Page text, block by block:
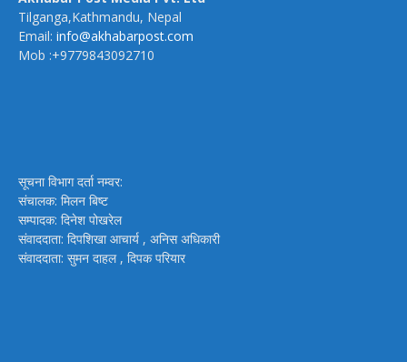
Tilganga,Kathmandu, Nepal
Email: info@akhabarpost.com
Mob :+9779843092710
सूचना विभाग दर्ता नम्वर:
संचालक: मिलन बिष्ट
सम्पादक: दिनेश पोखरेल
संवाददाता: दिपशिखा आचार्य , अनिस अधिकारी
संवाददाता: सुमन दाहल , दिपक परियार